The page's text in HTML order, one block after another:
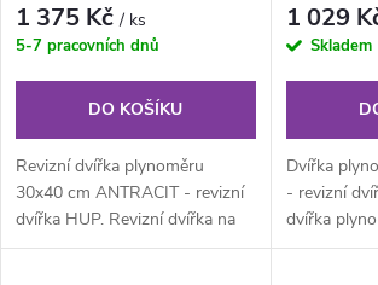
1 375 Kč/ ks
5-7 pracovních dnů
DO KOŠÍKU
Revizní dvířka plynoměru
30x40 cm ANTRACIT - revizní
dvířka HUP. Revizní dvířka na
plyn z pozinkovaného
1 029
Skladem
Dvířka
- revizní
dvířka